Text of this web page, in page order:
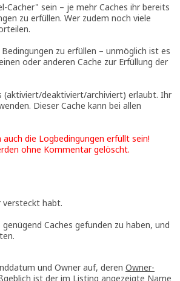
Cacher" sein – je mehr Caches ihr bereits
zu erfüllen. Wer zudem noch viele
zu erfüllen – unmöglich ist es
oder anderen Cache zur Erfüllung der
(aktiviert/deaktiviert/archiviert) erlaubt. Ihr
Dieser Cache kann bei allen
die Logbedingungen erfüllt sein!
ohne Kommentar gelöscht.
versteckt habt.
Caches gefunden zu haben, und
und Owner auf, deren Owner-
ist der im Listing angezeigte Name